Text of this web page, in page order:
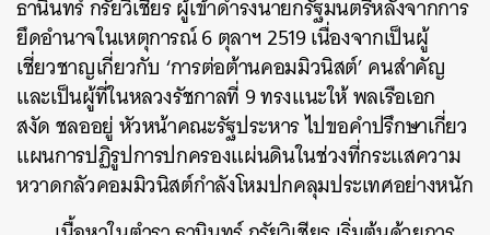
ธานินทร์ กรัยวิเชียร ผู้เข้าดำรงนายกรัฐมนตรีหลังจากการ
ยึดอำนาจในเหตุการณ์ 6 ตุลาฯ 2519 เนื่องจากเป็นผู้
เชี่ยวชาญเกี่ยวกับ ‘การต่อต้านคอมมิวนิสต์’ คนสำคัญ
และเป็นผู้ที่ในหลวงรัชกาลที่ 9 ทรงแนะให้ พลเรือเอก
สงัด ชลออยู่ หัวหน้าคณะรัฐประหาร ไปขอคำปรึกษาเกี่ยว
แผนการปฏิรูปการปกครองแผ่นดินในช่วงที่กระแสความ
หวาดกลัวคอมมิวนิสต์กำลังโหมปกคลุมประเทศอย่างหนัก